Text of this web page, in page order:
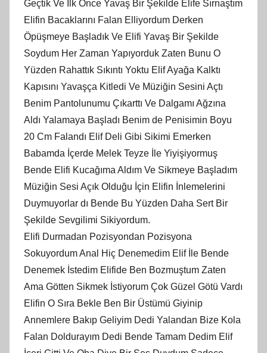
Geçtik Ve İlk Önce Yavaş Bir Şekilde Elife Sırnaştım
Elifin Bacaklarını Falan Elliyordum Derken
Öpüşmeye Başladık Ve Elifi Yavaş Bir Şekilde
Soydum Her Zaman Yapıyorduk Zaten Bunu O
Yüzden Rahattık Sıkıntı Yoktu Elif Ayağa Kalktı
Kapısını Yavaşça Kitledi Ve Müziğin Sesini Açtı
Benim Pantolunumu Çıkarttı Ve Dalgamı Ağzına
Aldı Yalamaya Başladı Benim de Penisimin Boyu
20 Cm Falandı Elif Deli Gibi Sikimi Emerken
Babamda İçerde Melek Teyze İle Yiyişiyormuş
Bende Elifi Kucağıma Aldım Ve Sikmeye Başladım
Müziğin Sesi Açık Olduğu İçin Elifin İnlemelerini
Duymuyorlar dı Bende Bu Yüzden Daha Sert Bir
Şekilde Sevgilimi Sikiyordum.
Elifi Durmadan Pozisyondan Pozisyona
Sokuyordum Anal Hiç Denemedim Elif İle Bende
Denemek İstedim Elifide Ben Bozmuştum Zaten
Ama Götten Sikmek İstiyorum Çok Güzel Götü Vardı
Elifin O Sıra Bekle Ben Bir Üstümü Giyinip
Annemlere Bakıp Geliyim Dedi Yalandan Bize Kola
Falan Doldurayım Dedi Bende Tamam Dedim Elif